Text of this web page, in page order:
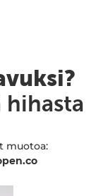
hihasta
muotoa: